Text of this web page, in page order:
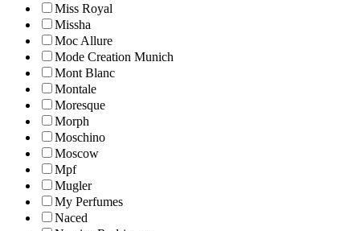
Miss Royal
Missha
Moc Allure
Mode Creation Munich
Mont Blanc
Montale
Moresque
Morph
Moschino
Moscow
Mpf
Mugler
My Perfumes
Naced